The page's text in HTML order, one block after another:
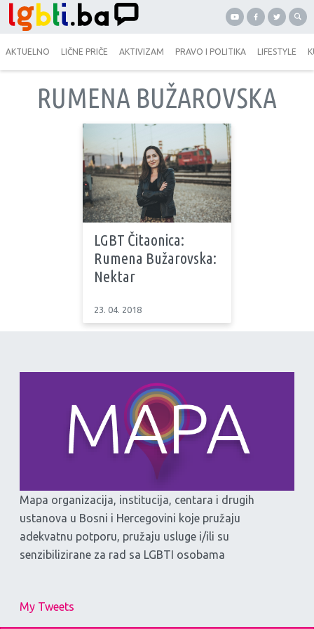
AKTUELNO LIČNE PRIČE AKTIVIZAM PRAVO I POLITIKA LIFESTYLE
RUMENA BUŽAROVSKA
LGBT Čitaonica:
Rumena Bužarovska:
Nektar
23. 04. 2018
Mapa organizacija, institucija, centara i drugih
ustanova u Bosni i Hercegovini koje pružaju
adekvatnu potporu, pružaju usluge i/ili su
senzibilizirane za rad sa LGBTI osobama
My Tweets